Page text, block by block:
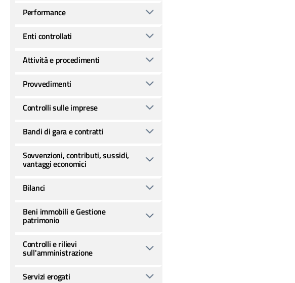
Performance
Enti controllati
Attività e procedimenti
Provvedimenti
Controlli sulle imprese
Bandi di gara e contratti
Sovvenzioni, contributi, sussidi,
vantaggi economici
Bilanci
Beni immobili e Gestione
patrimonio
Controlli e rilievi
sull'amministrazione
Servizi erogati